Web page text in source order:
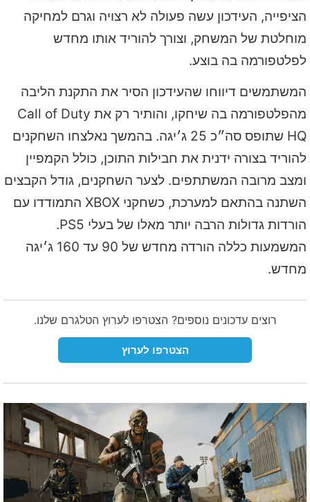
הציפייה, העידכון עשה פעולה לא רצויה וגרם למחיקה
מוחלטת של המשחק, וצורך להוריד אותו מחדש
לפלטפורמה בה בוצע.
המשתמשים דיווחו שהעידכון הסיר את התקנת הליבה
מהפלטפורמה בה שיחקו, והותיר רק את Call of Duty
HQ שתופס סה״כ 25 ג׳יגה. בהמשך נאלצחו השחקנים
להוריד בצורה ידנית את חבילות התוכן, כולל הקמפיין
ומצב מרובה המשתתפים. לצער השחקנים, גודל הקבצים
השתנה בהתאם למערכת, כשחקני XBOX התמודדו עם
הורדות גדולות הרבה יותר מאלו של בעלי PS5.
המשמעות כללה הורדה מחדש של 90 עד 160 ג׳יגה
מחדש.
רוצים עדכונים נוספים? הצטרפו לערוץ הטלגרם שלנו.
הצטרפו לערוץ